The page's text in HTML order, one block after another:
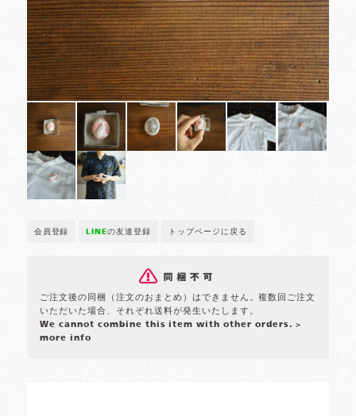
会員登録 LINEの友達登録 トップページに戻る
ご注文後の同梱（注文のおまとめ）はできません。複数回ご注文
いただいた場合、それぞれ送料が発生いたします。
We cannot combine this item with other orders. >
more info